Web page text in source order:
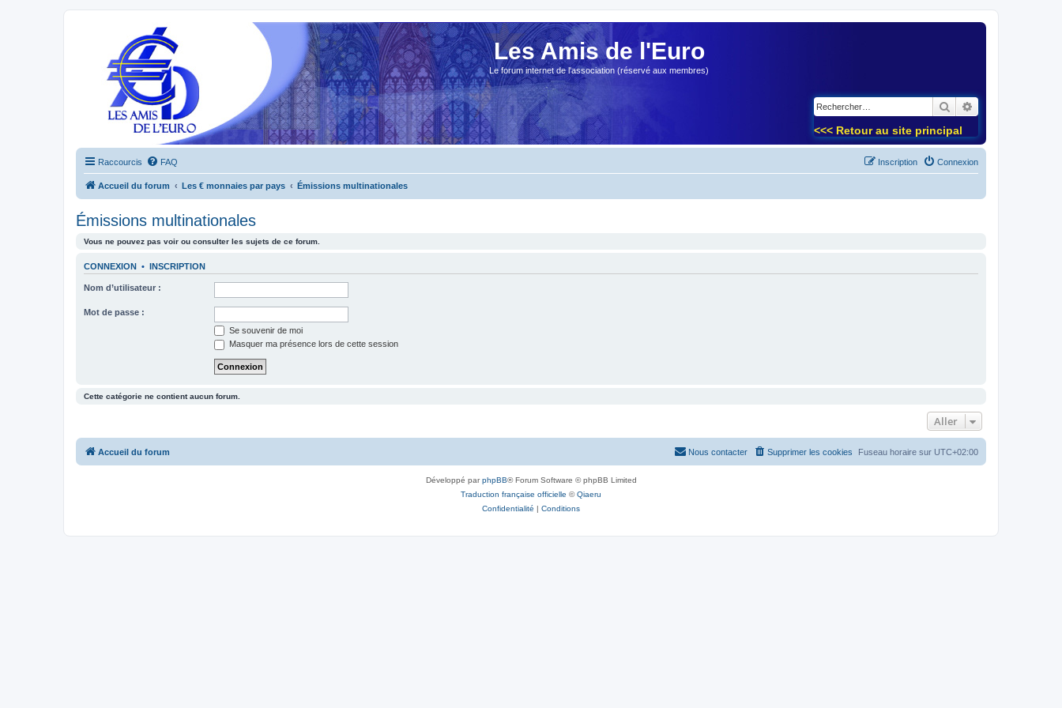
Les Amis de l'Euro
Le forum internet de l'association (réservé aux membres)
Rechercher
<<< Retour au site principal
Raccourcis FAQ Connexion
Inscription
Accueil du forum Les € monnaies par pays Émissions multinationales
Émissions multinationales
Vous ne pouvez pas voir ou consulter les sujets de ce forum.
CONNEXION • INSCRIPTION
Nom d’utilisateur :
Mot de passe :
Se souvenir de moi
Masquer ma présence lors de cette session
Cette catégorie ne contient aucun forum.
Aller
Accueil du forum Fuseau horaire sur UTC+02:00
Supprimer les cookies
Nous contacter
Développé parphpBB® Forum Software © phpBB Limited
Traduction française officielle ©Qiaeru
Confidentialité | Conditions